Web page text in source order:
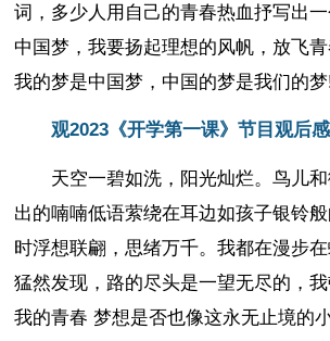
词，多少人用自己的青春热血抒写出
中国梦，我要扬起理想的风帆，放飞青
我的梦是中国梦，中国的梦是我们的
观2023《开学第一课》节目观后感
天空一碧如洗，阳光灿烂。鸟儿
出的喃喃低语萦绕在耳边如孩子银铃
时浮想联翩，思绪万千。我都在漫步在
猛然发现，路的尽头是一望无尽的，我
我的青春 梦想是否也像这永无止境的